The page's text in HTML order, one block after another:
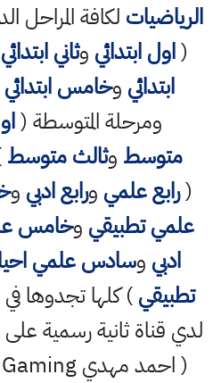
الرياضيات لكافة المراحل
(اول ابتدائي وثاني ابتدائي
ابتدائي وخامس ابتدائي
ومرحلة المتوسطة (
متوسط وثالث متوسط
(رابع علمي ورابع ادبي و
علمي تطبيقي وخامس
ادبي وسادس علمي
تطبيقي) كلها تجدوها في
لدي قناة ثانية رسمية